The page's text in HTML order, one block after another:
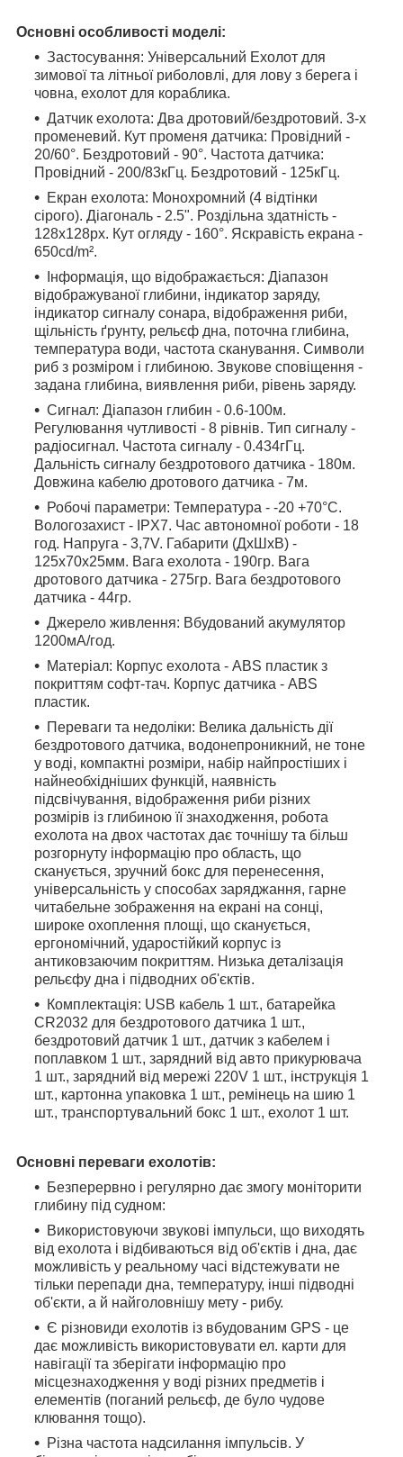
Основні особливості моделі:
Застосування: Універсальний Ехолот для
зимової та літньої риболовлі, для лову з берега і
човна, ехолот для кораблика.
Датчик ехолота: Два дротовий/бездротовий. 3-х
променевий. Кут променя датчика: Провідний -
20/60°. Бездротовий - 90°. Частота датчика:
Провідний - 200/83кГц. Бездротовий - 125кГц.
Екран ехолота: Монохромний (4 відтінки
сірого). Діагональ - 2.5". Роздільна здатність -
128х128px. Кут огляду - 160°. Яскравість екрана -
650cd/m².
Інформація, що відображається: Діапазон
відображуваної глибини, індикатор заряду,
індикатор сигналу сонара, відображення риби,
щільність ґрунту, рельєф дна, поточна глибина,
температура води, частота сканування. Символи
риб з розміром і глибиною. Звукове сповіщення -
задана глибина, виявлення риби, рівень заряду.
Сигнал: Діапазон глибин - 0.6-100м.
Регулювання чутливості - 8 рівнів. Тип сигналу -
радіосигнал. Частота сигналу - 0.434гГц.
Дальність сигналу бездротового датчика - 180м.
Довжина кабелю дротового датчика - 7м.
Робочі параметри: Температура - -20 +70°C.
Вологозахист - IPX7. Час автономної роботи - 18
год. Напруга - 3,7V. Габарити (ДхШхВ) -
125х70х25мм. Вага ехолота - 190гр. Вага
дротового датчика - 275гр. Вага бездротового
датчика - 44гр.
Джерело живлення: Вбудований акумулятор
1200мА/год.
Матеріал: Корпус ехолота - ABS пластик з
покриттям софт-тач. Корпус датчика - ABS
пластик.
Переваги та недоліки: Велика дальність дії
бездротового датчика, водонепроникний, не тоне
у воді, компактні розміри, набір найпростіших і
найнеобхідніших функцій, наявність
підсвічування, відображення риби різних
розмірів із глибиною її знаходження, робота
ехолота на двох частотах дає точнішу та більш
розгорнуту інформацію про область, що
сканується, зручний бокс для перенесення,
універсальність у способах заряджання, гарне
читабельне зображення на екрані на сонці,
широке охоплення площі, що сканується,
ергономічний, ударостійкий корпус із
антиковзаючим покриттям. Низька деталізація
рельєфу дна і підводних об'єктів.
Комплектація: USB кабель 1 шт., батарейка
CR2032 для бездротового датчика 1 шт.,
бездротовий датчик 1 шт., датчик з кабелем і
поплавком 1 шт., зарядний від авто прикурювача
1 шт., зарядний від мережі 220V 1 шт., інструкція 1
шт., картонна упаковка 1 шт., ремінець на шию 1
шт., транспортувальний бокс 1 шт., ехолот 1 шт.
Основні переваги ехолотів:
Безперервно і регулярно дає змогу моніторити
глибину під судном:
Використовуючи звукові імпульси, що виходять
від ехолота і відбиваються від об'єктів і дна, дає
можливість у реальному часі відстежувати не
тільки перепади дна, температуру, інші підводні
об'єкти, а й найголовнішу мету - рибу.
Є різновиди ехолотів із вбудованим GPS - це
дає можливість використовувати ел. карти для
навігації та зберігати інформацію про
місцезнаходження у воді різних предметів і
елементів (поганий рельєф, де було чудове
клювання тощо).
Різна частота надсилання імпульсів. У